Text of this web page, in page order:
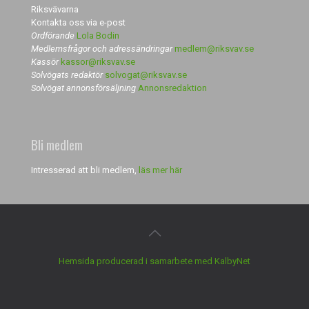
Riksvävarna
Kontakta oss via e-post
Ordförande Lola Bodin
Medlemsfrågor och adressändringarmedlem@riksvav.se
Kassör kassor@riksvav.se
Solvögats redaktör solvogat@riksvav.se
Solvögat annonsförsäljning Annonsredaktion
Bli medlem
Intresserad att bli medlem, läs mer här
Hemsida producerad i samarbete med KalbyNet